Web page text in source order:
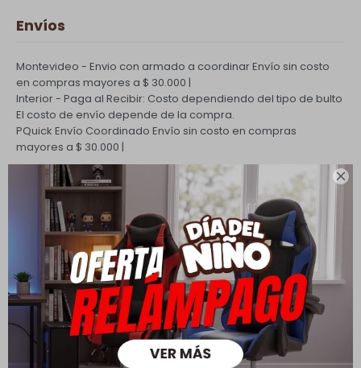

Envíos
Montevideo - Envio con armado a coordinarEnvío sin costo
en compras mayores a $ 30.000 |
Interior - Paga al Recibir: Costo dependiendo del tipo de bulto
El costo de envío depende de la compra.
PQuick Envío Coordinado Envío sin costo en compras
mayores a $ 30.000 |
Cambios y Devoluciones
Todas las compras realizadas tienen un plazo de 5 días para
su cambio.
Ver mas
Medios de pago